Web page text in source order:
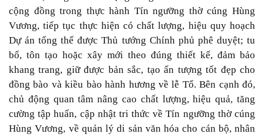
cộng đồng trong thực hành Tín ngưỡng thờ cúng Hùng
Vương, tiếp tục thực hiện có chất lượng, hiệu quy hoạch
Dự án tổng thể được Thủ tướng Chính phủ phê duyệt; tu
bổ, tôn tạo hoặc xây mới theo đúng thiết kế, đảm bảo
khang trang, giữ được bản sắc, tạo ấn tượng tốt đẹp cho
đồng bào và kiều bào hành hương về lễ Tổ. Bên cạnh đó,
chủ động quan tâm nâng cao chất lượng, hiệu quả, tăng
cường tập huấn, cập nhật tri thức về Tín ngưỡng thờ cúng
Hùng Vương, về quản lý di sản văn hóa cho cán bộ, nhân